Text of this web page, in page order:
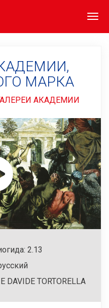
МАРКА
АКАДЕМИИ
2.13
DAVIDE TORTORELLA